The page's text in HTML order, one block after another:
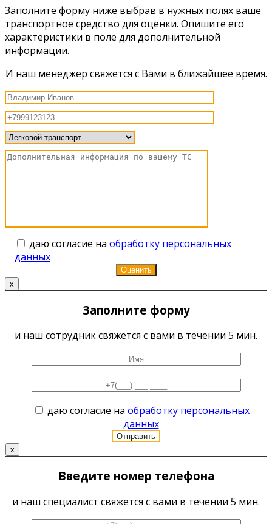
Заполните форму ниже выбрав в нужных полях ваше
транспортное средство для оценки. Опишите его
характеристики в поле для дополнительной
информации.
И наш менеджер свяжется с Вами в ближайшее время.
даю согласие на обработку персональных
данных
x
Заполните форму
и наш сотрудник свяжется с вами в течении 5 мин.
даю согласие на обработку персональных
данных
x
Введите номер телефона
и наш специалист свяжется с вами в течении 5 мин.